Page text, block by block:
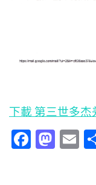
下載 第三世多